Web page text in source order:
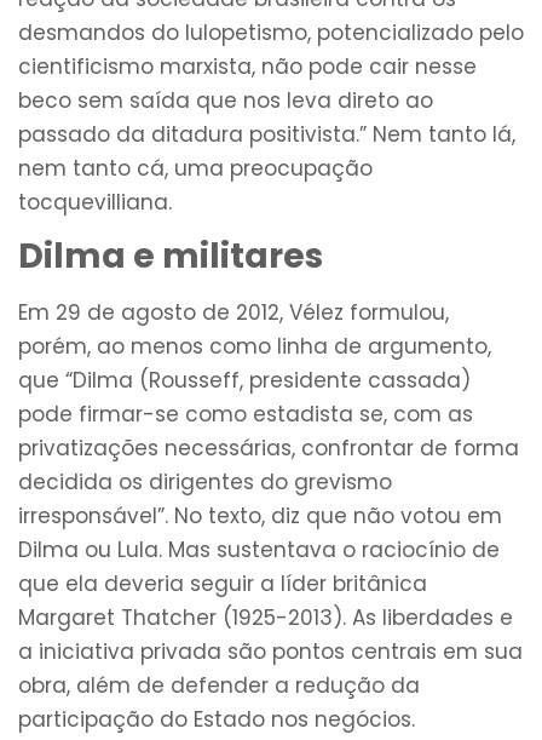
desmandos do lulopetismo, potencializado pelo
cientificismo marxista, não pode cair nesse
beco sem saída que nos leva direto ao
passado da ditadura positivista.” Nem tanto lá,
nem tanto cá, uma preocupação
tocquevilliana.
Dilma e militares
Em 29 de agosto de 2012, Vélez formulou,
porém, ao menos como linha de argumento,
que “Dilma (Rousseff, presidente cassada)
pode firmar-se como estadista se, com as
privatizações necessárias, confrontar de forma
decidida os dirigentes do grevismo
irresponsável”. No texto, diz que não votou em
Dilma ou Lula. Mas sustentava o raciocínio de
que ela deveria seguir a líder britânica
Margaret Thatcher (1925-2013). As liberdades e
a iniciativa privada são pontos centrais em sua
obra, além de defender a redução da
participação do Estado nos negócios.